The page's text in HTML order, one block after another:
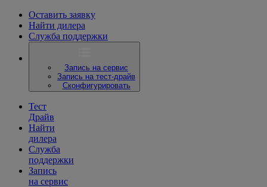
Оставить заявку
Найти дилера
Служба поддержки
Запись на сервис
Запись на тест-драйв
Сконфигурировать
Тест
Драйв
Найти
дилера
Служба
поддержки
Запись
на сервис